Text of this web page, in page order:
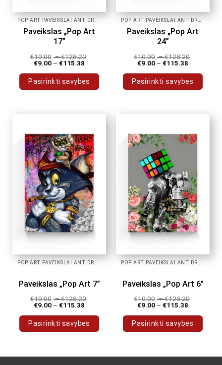
Paveikslas „Pop Art
17”
€10.00 –€128.20
€9.00 – €115.38
Pasirinkti savybes
variants.
The
options
may
be
chosen
on
the
product
page
Paveikslas „Pop Art
24”
€10.00 –€128.20
€9.00 – €115.38
Pasirinkti savybes
variants.
The
options
may
be
chosen
on
the
product
page
Paveikslas „Pop Art 7”
€10.00 –€128.20
€9.00 – €115.38
Pasirinkti savybes
has
Paveikslas „Pop Art 6”
€10.00 –€128.20
€9.00 – €115.38
Pasirinkti savybes
has